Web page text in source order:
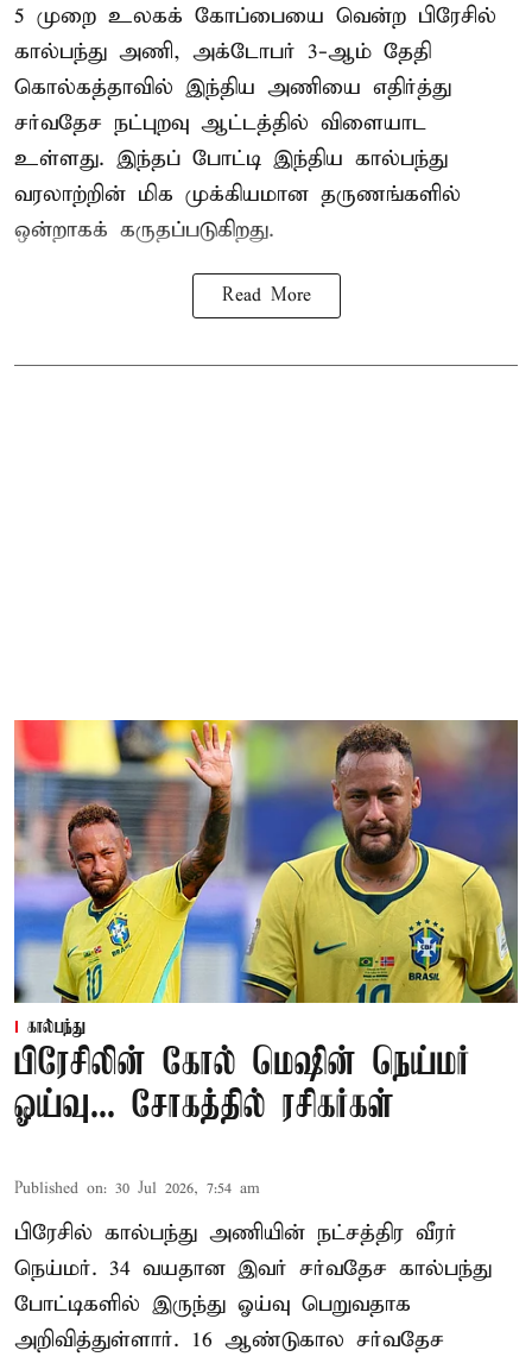
5 முறை உலகக் கோப்பையை வென்ற பிரேசில்
கால்பந்து அணி, அக்டோபர் 3-ஆம் தேதி
கொல்கத்தாவில் இந்திய அணியை எதிர்த்து
சர்வதேச நட்புறவு ஆட்டத்தில் விளையாட
உள்ளது. இந்தப் போட்டி இந்திய கால்பந்து
வரலாற்றின் மிக முக்கியமான தருணங்களில்
ஒன்றாகக் கருதப்படுகிறது.
Read More
கால்பந்து
பிரேசிலின் கோல் மெஷின் நெய்மர்
ஓய்வு... சோகத்தில் ரசிகர்கள்
Published on: 30 Jul 2026, 7:54 am
பிரேசில் கால்பந்து அணியின் நட்சத்திர வீரர்
நெய்மர். 34 வயதான இவர் சர்வதேச கால்பந்து
போட்டிகளில் இருந்து ஓய்வு பெறுவதாக
அறிவித்துள்ளார். 16 ஆண்டுகால சர்வதேச